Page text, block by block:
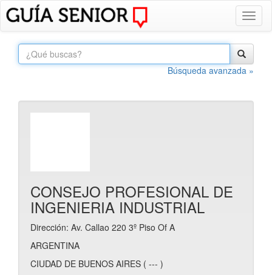
Búsqueda avanzada »
CONSEJO PROFESIONAL DE
INGENIERIA INDUSTRIAL
Dirección: Av. Callao 220 3º Piso Of A
ARGENTINA
CIUDAD DE BUENOS AIRES ( --- )